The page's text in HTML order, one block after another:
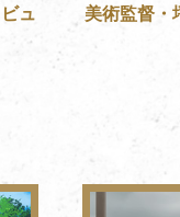
ュ
美術監督・